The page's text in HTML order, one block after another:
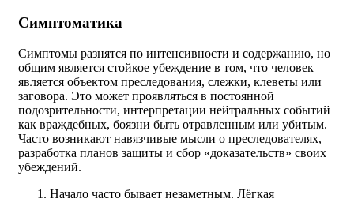
Симптоматика
Симптомы разнятся по интенсивности и содержанию, но
общим является стойкое убеждение в том, что человек
является объектом преследования, слежки, клеветы или
заговора. Это может проявляться в постоянной
подозрительности, интерпретации нейтральных событий
как враждебных, боязни быть отравленным или убитым.
Часто возникают навязчивые мысли о преследователях,
разработка планов защиты и сбор «доказательств» своих
убеждений.
Начало часто бывает незаметным. Лёгкая